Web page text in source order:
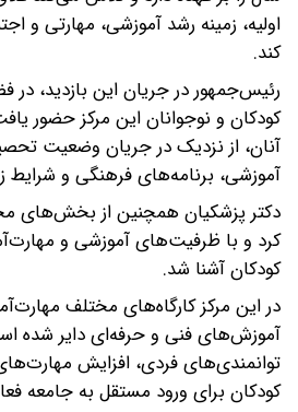
اولیه، زمینه رشد آموزشی، مهارتی و
کند.
رئیس‌جمهور در جریان این بازدید،
کودکان و نوجوانان این مرکز حضور
آنان، از نزدیک در جریان وضعیت
آموزشی، برنامه‌های فرهنگی و شرایط
دکتر پزشکیان همچنین از بخش‌های
کرد و با ظرفیت‌های آموزشی و
کودکان آشنا شد.
در این مرکز کارگاه‌های مختلف
آموزش‌های فنی و حرفه‌ای دایر شده
توانمندی‌های فردی، افزایش
کودکان برای ورود مستقل به جامعه